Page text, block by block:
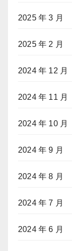
2025 年 3 月
2025 年 2 月
2024 年 12 月
2024 年 11 月
2024 年 10 月
2024 年 9 月
2024 年 8 月
2024 年 7 月
2024 年 6 月